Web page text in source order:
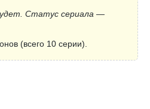
Статус сериала —
(всего 10 серии).